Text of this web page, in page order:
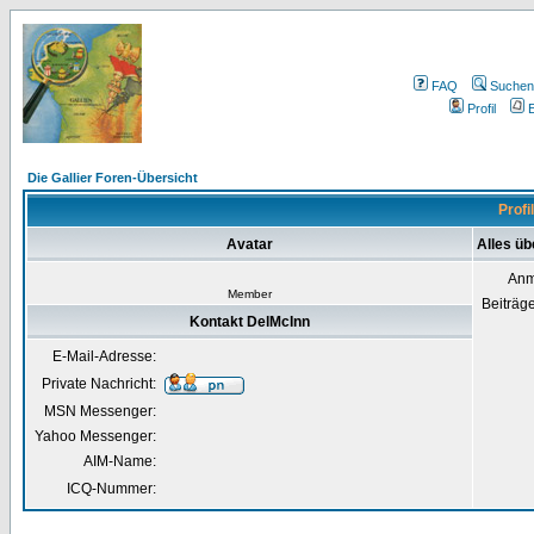
FAQ
Suchen
Profil
Die Gallier Foren-Übersicht
Avatar Alles
Member
Kontakt DelMcInn
E-Mail-Adresse:
Private Nachricht:
MSN Messenger:
Yahoo Messenger:
AIM-Name:
ICQ-Nummer: